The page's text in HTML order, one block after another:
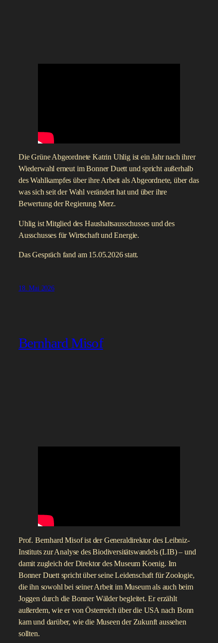
Die Grüne Abgeordnete Katrin Uhlig ist ein Jahr nach ihrer
Wiederwahl erneut im Bonner Duett und spricht außerhalb
des Wahlkampfes über ihre Arbeit als Abgeordnete, über das
was sich seit der Wahl verändert hat und über ihre
Bewertung der Regierung Merz.
Uhlig ist Mitglied des Haushaltsausschusses und des
Ausschusses für Wirtschaft und Energie.
Das Gespräch fand am 15.05.2026 statt.
18. Mai 2026
Bernhard Misof
Prof. Bernhard Misof ist der Generaldirektor des Leibniz-
Instituts zur Analyse des Biodiversitätswandels (LIB) – und
damit zugleich der Direktor des Museum Koenig. Im
Bonner Duett spricht über seine Leidenschaft für Zoologie,
die ihn sowohl bei seiner Arbeit im Museum als auch beim
Joggen durch die Bonner Wälder begleitet. Er erzählt
außerdem, wie er von Österreich über die USA nach Bonn
kam und darüber, wie die Museen der Zukunft aussehen
sollten.